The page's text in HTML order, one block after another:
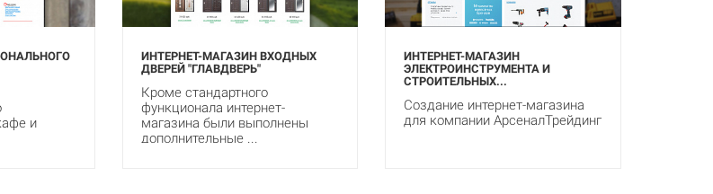
и
ИНТЕРНЕТ-МАГАЗИН ВХОДНЫХ
ДВЕРЕЙ "ГЛАВДВЕРЬ"
Кроме стандартного
функционала интернет-
магазина были выполнены
дополнительные ...
ИНТЕРНЕТ-МАГАЗИН
ЭЛЕКТРОИНСТРУМЕНТА И
СТРОИТЕЛЬНЫХ...
Создание интернет-магазина
для компании АрсеналТрейдинг